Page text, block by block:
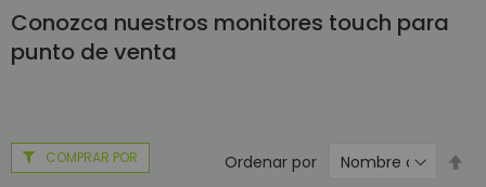
Conozca nuestros monitores touch para
punto de venta
Ordenar por
COMPRAR POR